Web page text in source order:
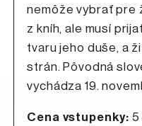
nemôže vybrať pre
z kníh, ale musí
tvaru jeho duše, a
strán. Pôvodná
vychádza 19.
Cena vstupenky: 5